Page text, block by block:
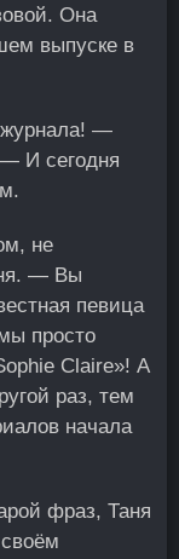
Она
выпуске в
—
И сегодня
не
— Вы
певица
просто
Claire»! А
раз, тем
начала
фраз, Таня